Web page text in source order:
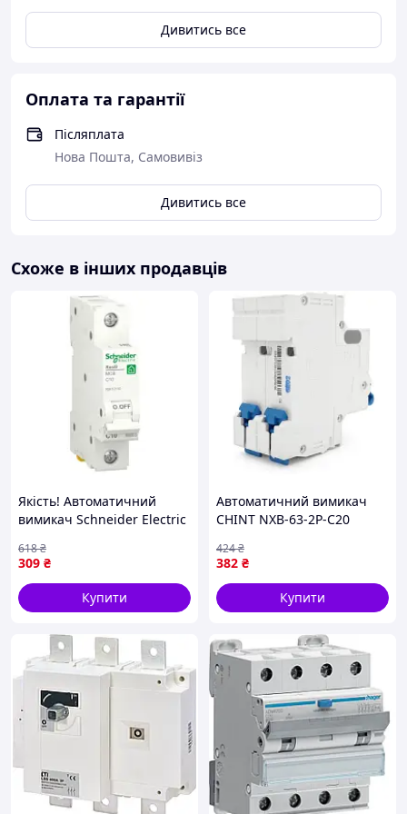
- Діапазон робочих температур: -25...60 °C.
Дивитись все
Оплата та гарантії
Післяплата
Нова Пошта, Самовивіз
Дивитись все
Схоже в інших продавців
Якість! Автоматичний
вимикач Schneider Electric
(R9F12110) - Гарантія!
Сервіс!
309 ₴
618₴
Купити
Автоматичний вимикач
CHINT NXB-63-2P-C20
382 ₴
424₴
Купити